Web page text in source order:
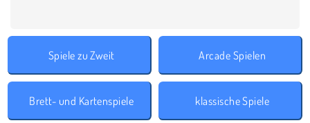
Spiele zu Zweit Arcade Spielen
Brett- und Kartenspiele klassische Spiele